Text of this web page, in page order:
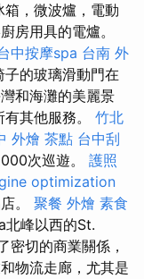
箱，微波爐，電動
房用具的電爐。
中按摩spa 台南 外
的玻璃滑動門在
和海灘的美麗景
其他服務。 竹北
外燴 茶點 台中刮
次巡遊。 護照
optimization
。 聚餐 外燴 素食
北峰以西的St.
切的商業關係，
物流走廊，尤其是